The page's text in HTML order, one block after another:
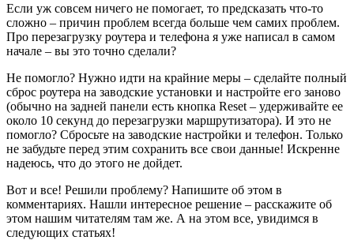
Если уж совсем ничего не помогает, то предсказать что-то
сложно – причин проблем всегда больше чем самих проблем.
Про перезагрузку роутера и телефона я уже написал в самом
начале – вы это точно сделали?
Не помогло? Нужно идти на крайние меры – сделайте полный
сброс роутера на заводские установки и настройте его заново
(обычно на задней панели есть кнопка Reset – удерживайте ее
около 10 секунд до перезагрузки маршрутизатора). И это не
помогло? Сбросьте на заводские настройки и телефон. Только
не забудьте перед этим сохранить все свои данные! Искренне
надеюсь, что до этого не дойдет.
Вот и все! Решили проблему? Напишите об этом в
комментариях. Нашли интересное решение – расскажите об
этом нашим читателям там же. А на этом все, увидимся в
следующих статьях!